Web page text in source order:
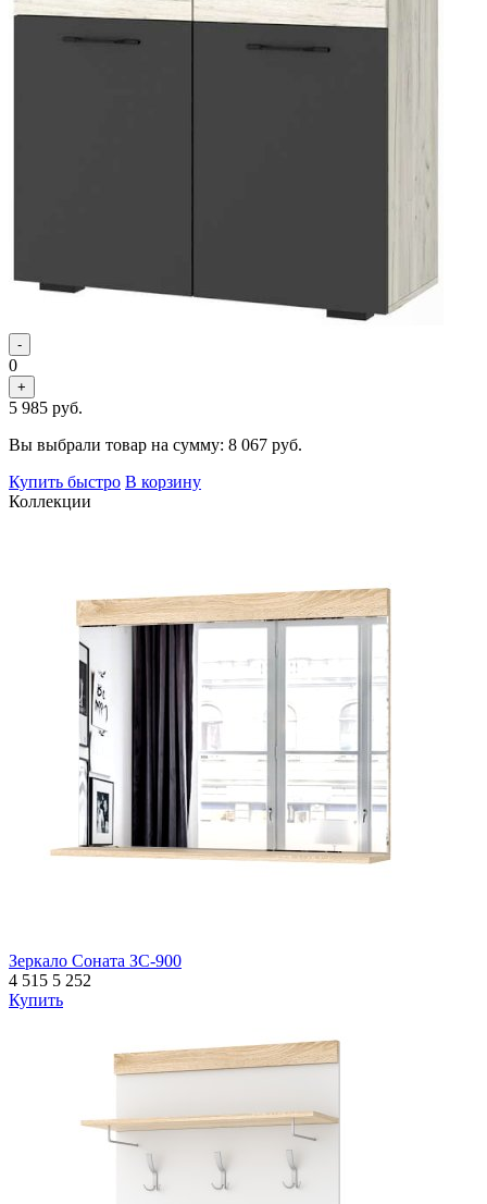
-
0
+
5 985 руб.
Вы выбрали товар на сумму: 8 067 руб.
Купить быстро В корзину
Коллекции
Зеркало Соната ЗС-900
4 515 5 252
Купить